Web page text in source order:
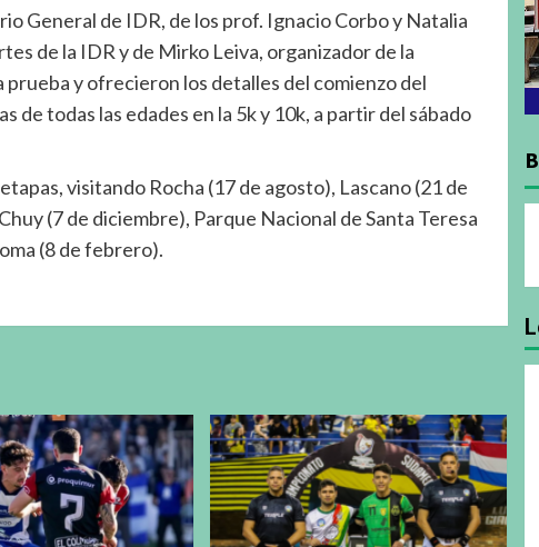
General de IDR, de los prof. Ignacio Corbo y Natalia
de la IDR y de Mirko Leiva, organizador de la
y ofrecieron los detalles del comienzo del
todas las edades en la 5k y 10k, a partir del sábado
visitando Rocha (17 de agosto), Lascano (21 de
(7 de diciembre), Parque Nacional de Santa Teresa
(8 de febrero).